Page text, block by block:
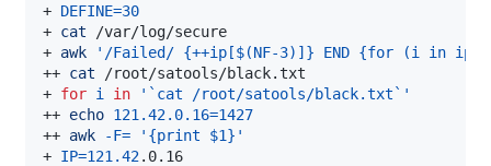
+ DEFINE=30
+ cat
+ awk
'/Failed/ {++ip[$(NF-3)]} END {for (i in
++ cat
+ for i in
'`cat /root/satools/black.txt`'
++ echo 121.42.0.16=1427
++ awk -F=
'{print $1}'
+ IP=121.42